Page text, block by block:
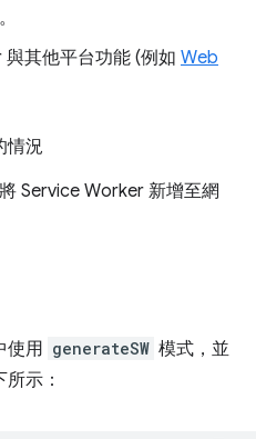
其他平台功能 (例如 Web
情況
Service Worker 新增至網
使用 generateSW 模式，並
所示：